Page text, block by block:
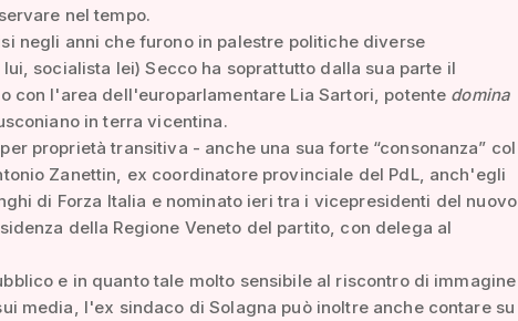
nel tempo.
negli anni che furono in palestre politiche diverse
socialista lei) Secco ha soprattutto dalla sua parte il
con l'area dell'europarlamentare Lia Sartori, potente domina
in terra vicentina.
proprietà transitiva - anche una sua forte “consonanza” col
Zanettin, ex coordinatore provinciale del PdL, anch'egli
di Forza Italia e nominato ieri tra i vicepresidenti del nuovo
della Regione Veneto del partito, con delega al
e in quanto tale molto sensibile al riscontro di immagine
media, l'ex sindaco di Solagna può inoltre anche contare su